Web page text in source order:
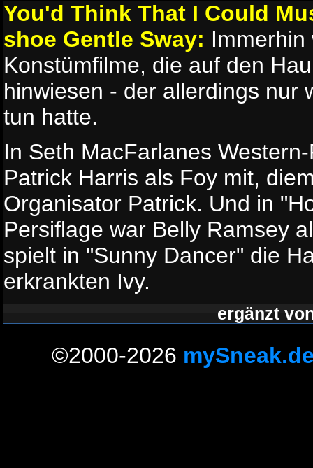
You'd Think That I Could
shoe Gentle Sway: Immerhin
Konstümfilme, die auf den
hinwiesen - der allerdings nur
tun hatte.
In Seth MacFarlanes
Patrick Harris als Foy mit,
Organisator Patrick. Und in
Persiflage war Belly Ramsey
spielt in "Sunny Dancer" die
erkrankten Ivy.
ergänzt
©2000-2026